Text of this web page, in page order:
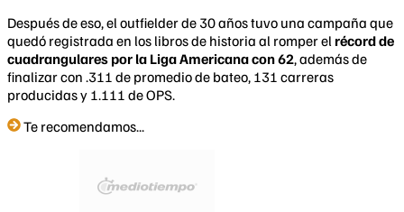
Después de eso, el outfielder de 30 años tuvo una campaña que
quedó registrada en los libros de historia al romper el récord de
cuadrangulares por la Liga Americana con 62, además de
finalizar con .311 de promedio de bateo, 131 carreras
producidas y 1.111 de OPS.
Te recomendamos...